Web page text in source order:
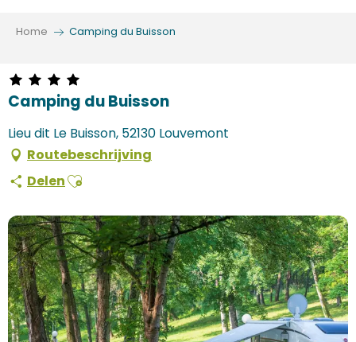
Home Camping du Buisson
Camping du Buisson
Lieu dit Le Buisson, 52130 Louvemont
Routebeschrijving
DelenAjouter aux favoris